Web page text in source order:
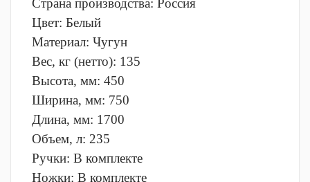
Страна производства: Россия
Цвет: Белый
Материал: Чугун
Вес, кг (нетто): 135
Высота, мм: 450
Ширина, мм: 750
Длина, мм: 1700
Объем, л: 235
Ручки: В комплекте
Ножки: В комплекте